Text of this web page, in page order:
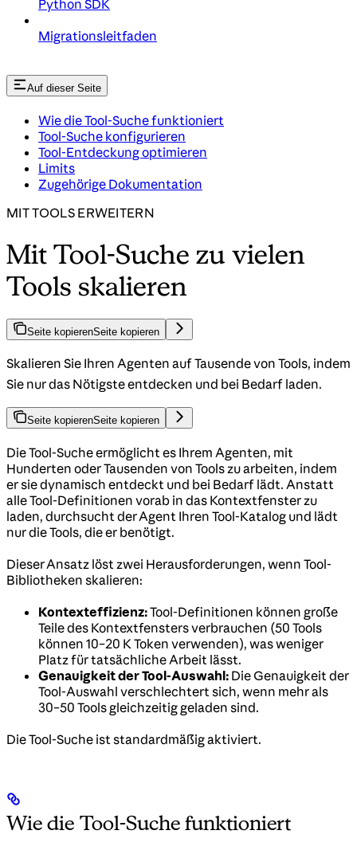
Python SDK
Migrationsleitfaden
Auf dieser Seite
Wie die Tool-Suche funktioniert
Tool-Suche konfigurieren
Tool-Entdeckung optimieren
Limits
Zugehörige Dokumentation
MIT TOOLS ERWEITERN
Mit Tool-Suche zu vielen
Tools skalieren
Seite kopierenSeite kopieren
Skalieren Sie Ihren Agenten auf Tausende von Tools, indem
Sie nur das Nötigste entdecken und bei Bedarf laden.
Seite kopierenSeite kopieren
Die Tool-Suche ermöglicht es Ihrem Agenten, mit
Hunderten oder Tausenden von Tools zu arbeiten, indem
er sie dynamisch entdeckt und bei Bedarf lädt. Anstatt
alle Tool-Definitionen vorab in das Kontextfenster zu
laden, durchsucht der Agent Ihren Tool-Katalog und lädt
nur die Tools, die er benötigt.
Dieser Ansatz löst zwei Herausforderungen, wenn Tool-
Bibliotheken skalieren:
Kontexteffizienz:Tool-Definitionen können große
Teile des Kontextfensters verbrauchen (50 Tools
können 10–20 K Token verwenden), was weniger
Platz für tatsächliche Arbeit lässt.
Genauigkeit der Tool-Auswahl: Die Genauigkeit der
Tool-Auswahl verschlechtert sich, wenn mehr als
30–50 Tools gleichzeitig geladen sind.
Die Tool-Suche ist standardmäßig aktiviert.
Wie die Tool-Suche funktioniert